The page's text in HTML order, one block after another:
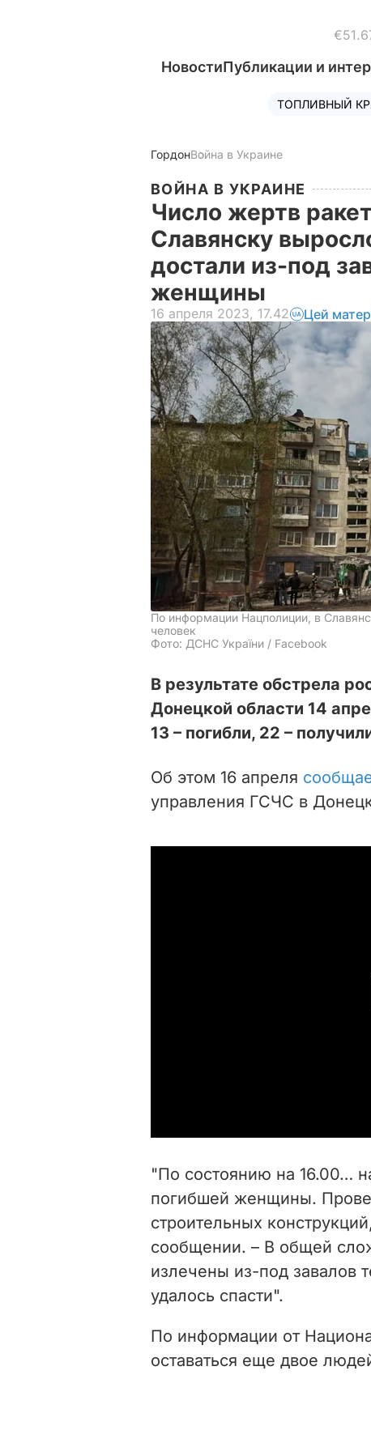
НовостиПубликации и
ТОПЛИВНЫЙ
ГордонВойна в Украине
ВОЙНА В УКРАИНЕ
Число жертв
Славянску
достали из-под
женщины
16 апреля 2023, 17.42 Цей
По информации Нацполиции, в
человек
Фото: ДСНС України / Facebook
В результате обстрела
Донецкой области 14
13 – погибли, 22 –
Об этом 16 апреля
управления ГСЧС в
"По состоянию на 16.00…
погибшей женщины.
строительных
сообщении. – В общей
излечены из-под завалов
удалось спасти".
По информации от
оставаться еще двое